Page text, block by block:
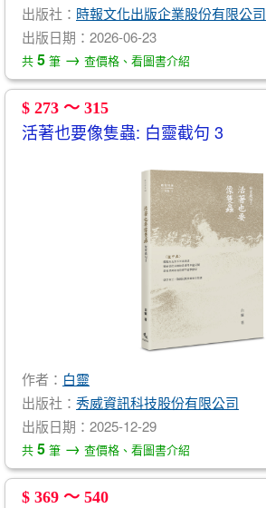
出版社： 時報文化出版企業股份有限公司
出版日期：2026-06-23
共 5 筆 → 查價格、看圖書介紹
$ 273 ～ 315
活著也要像隻蟲: 白靈截句 3
作者： 白靈
出版社： 秀威資訊科技股份有限公司
出版日期：2025-12-29
共 5 筆 → 查價格、看圖書介紹
$ 369 ～ 540